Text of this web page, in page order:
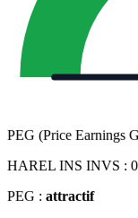
PEG (Price Earnings
HAREL INS INVS :
PEG : attractif